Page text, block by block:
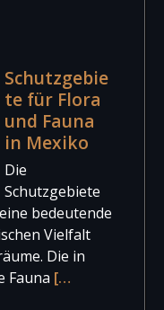
Schutzgebie
te für Flora
und Fauna
in Mexiko
Die
Schutzgebiete
bedeutende
Vielfalt
Die in
Fauna […